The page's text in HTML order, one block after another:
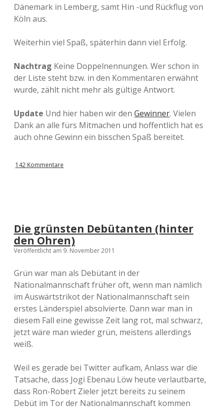
Dänemark in Lemberg, samt Hin -und Rückflug von
Köln aus.
Weiterhin viel Spaß, späterhin dann viel Erfolg.
Nachtrag Keine Doppelnennungen. Wer schon in
der Liste steht bzw. in den Kommentaren erwähnt
wurde, zählt nicht mehr als gültige Antwort.
Update Und hier haben wir den Gewinner. Vielen
Dank an alle fürs Mitmachen und hoffentlich hat es
auch ohne Gewinn ein bisschen Spaß bereitet.
142 Kommentare
Die grünsten Debütanten (hinter
den Ohren)
Veröffentlicht am 9. November 2011
Grün war man als Debütant in der
Nationalmannschaft früher oft, wenn man nämlich
im Auswärtstrikot der Nationalmannschaft sein
erstes Länderspiel absolvierte. Dann war man in
diesem Fall eine gewisse Zeit lang rot, mal schwarz,
jetzt wäre man wieder grün, meistens allerdings
weiß.
Weil es gerade bei Twitter aufkam, Anlass war die
Tatsache, dass Jogi Ebenau Löw heute verlautbarte,
dass Ron-Robert Zieler jetzt bereits zu seinem
Debüt im Tor der Nationalmannschaft kommen